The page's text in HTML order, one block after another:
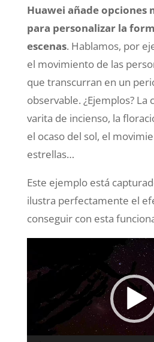
Huawei añade opciones
para personalizar la
escenas. Hablamos, por
el movimiento de las
que transcurran en un
observable. ¿Ejemplos?
varita de incienso, la
el ocaso del sol, el
estrellas…
Este ejemplo está
ilustra perfectamente el
conseguir con esta
vídeo